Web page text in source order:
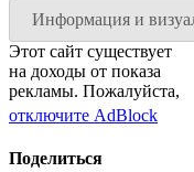
Информация и
Этот сайт существует
на доходы от показа
рекламы. Пожалуйста,
отключите AdBlock
Поделиться